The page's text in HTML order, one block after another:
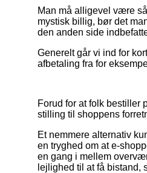
Man må alligevel være
mystisk billig, bør det
den anden side
Generelt går vi ind for
afbetaling fra for
Forud for at folk bestiller
stilling til shoppens
Et nemmere alternativ
en tryghed om at e-
en gang i mellem
lejlighed til at få bistand,